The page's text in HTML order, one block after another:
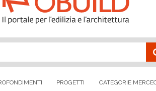
PROGETTI CATEGORIE